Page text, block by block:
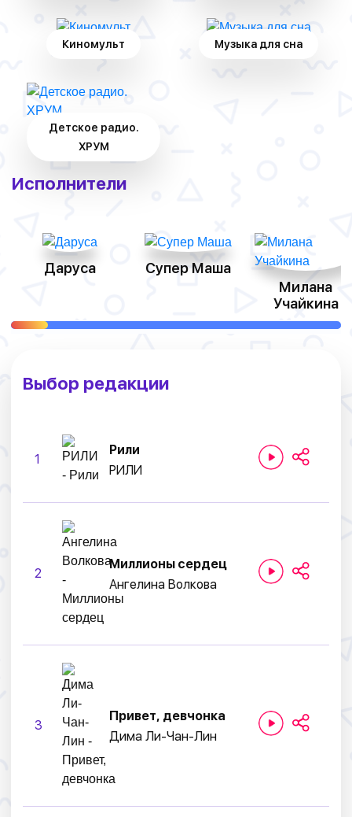
Киномульт Музыка для сна
Детское радио.
ХРУМ
Исполнители
Даруса
Супер Маша
Милана
Учайкина
Выбор редакции
1
Рили
РИЛИ
2
Миллионы сердец
Ангелина Волкова
3
Привет, девчонка
Дима Ли-Чан-Лин